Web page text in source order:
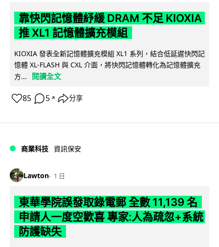
靠快閃記憶體紓緩 DRAM 不足 KIOXIA
推 XL1 記憶體擴充模組
KIOXIA 發表全新記憶體擴充模組 XL1 系列，結合低延遲快閃記
憶體 XL-FLASH 與 CXL 介面，將快閃記憶體轉化為記憶體擴充
方...
閱讀全文
85 5 ↗ 分享
商業科技 資訊保安
Lawton 1 日
東華學院誤發取錄電郵 全數 11,139 名
申請人一度空歡喜 專家:人為疏忽+系統
防護缺失